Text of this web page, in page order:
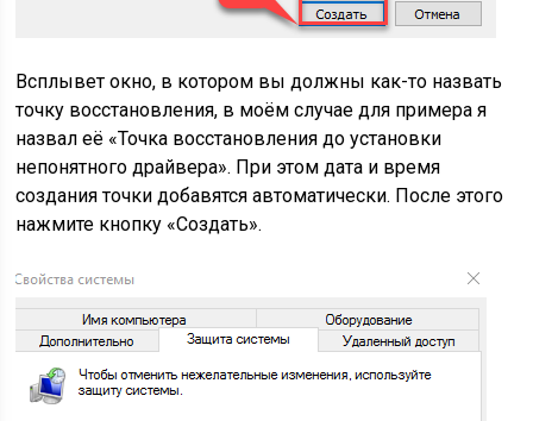
Всплывет окно, в котором вы должны как-то назвать
точку восстановления, в моём случае для примера я
назвал её «Точка восстановления до установки
непонятного драйвера». При этом дата и время
создания точки добавятся автоматически. После этого
нажмите кнопку «Создать».